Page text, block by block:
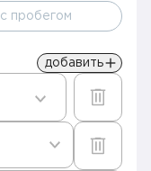
с пробегом
добавить